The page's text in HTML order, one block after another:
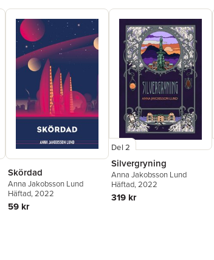
Skördad
Anna Jakobsson Lund
Häftad, 2022
59 kr
Del 2
Silvergryning
Anna Jakobsson Lund
Häftad, 2022
319 kr